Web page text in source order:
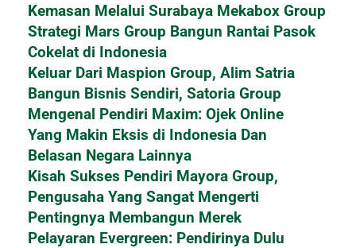
Kemasan Melalui Surabaya Mekabox Group
Strategi Mars Group Bangun Rantai Pasok
Cokelat di Indonesia
Keluar Dari Maspion Group, Alim Satria
Bangun Bisnis Sendiri, Satoria Group
Mengenal Pendiri Maxim: Ojek Online
Yang Makin Eksis di Indonesia Dan
Belasan Negara Lainnya
Kisah Sukses Pendiri Mayora Group,
Pengusaha Yang Sangat Mengerti
Pentingnya Membangun Merek
Pelayaran Evergreen: Pendirinya Dulu